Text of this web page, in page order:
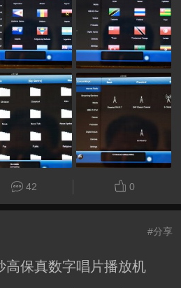
42 0
#分享
高保真数字唱片播放机